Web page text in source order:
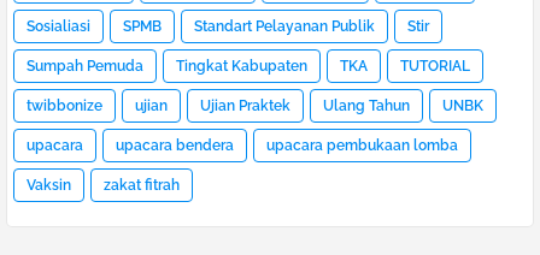
Sosialiasi SPMB Standart Pelayanan Publik Stir
Sumpah Pemuda Tingkat Kabupaten TKA TUTORIAL
twibbonize ujian Ujian Praktek Ulang Tahun UNBK
upacara upacara bendera upacara pembukaan lomba
Vaksin zakat fitrah